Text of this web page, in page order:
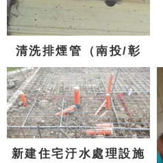
清洗排煙管（南投/彰
化/台中)
新建住宅汙水處理設施